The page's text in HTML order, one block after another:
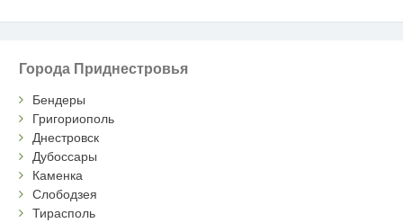
Города Приднестровья
Бендеры
Григориополь
Днестровск
Дубоссары
Каменка
Слободзея
Тирасполь